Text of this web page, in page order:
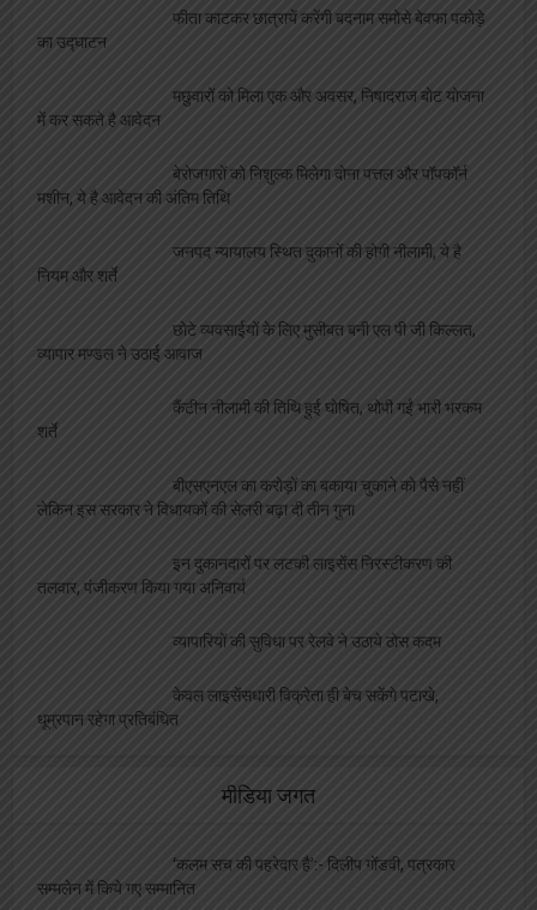
मशीन, ये है आवेदन की अंतिम तिथि
व्यापार मण्डल ने उठाई आवाज
लेकिन इस सरकार ने विधायकों की सेलरी बढ़ा दी तीन गुना
तलवार, पंजीकरण किया गया अनिवार्य
केवल लाइसेंसधारी विक्रेता ही बेच सकेंगे पटाखे,
मीडिया जगत
नामी गिरामी चेहरे हुए सम्मानित